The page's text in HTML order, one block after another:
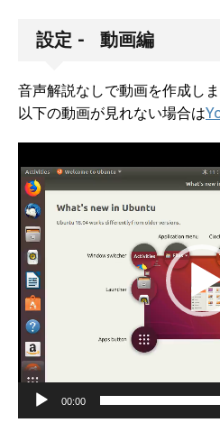
設定 - 動画編
音声解説なしで動画を作成しま
以下の動画が見れない場合は
画
プ
レ
ー
ヤ
ー
00:00